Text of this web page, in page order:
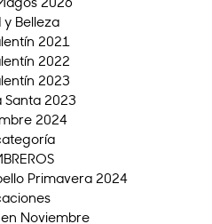
y Belleza
2021
2022
2023
Santa 2023
2024
Primavera 2024
Noviembre